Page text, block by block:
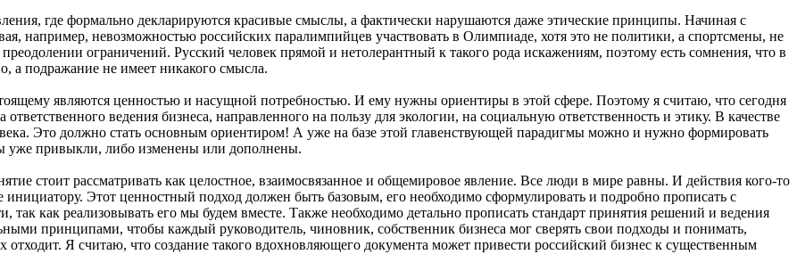
где формально декларируются красивые смыслы, а фактически нарушаются даже этические принципы. Начиная с
например, невозможностью российских паралимпийцев участвовать в Олимпиаде, хотя это не политики, а спортсмены, не
ограничений. Русский человек прямой и нетолерантный к такого рода искажениям, поэтому есть сомнения, что в
а подражание не имеет никакого смысла.
являются ценностью и насущной потребностью. И ему нужны ориентиры в этой сфере. Поэтому я считаю, что сегодня
ведения бизнеса, направленного на пользу для экологии, на социальную ответственность и этику. В качестве
Это должно стать основным ориентиром! А уже на базе этой главенствующей парадигмы можно и нужно формировать
уже привыкли, либо изменены или дополнены.
стоит рассматривать как целостное, взаимосвязанное и общемировое явление. Все люди в мире равны. И действия кого-то
Этот ценностный подход должен быть базовым, его необходимо сформулировать и подробно прописать с
так как реализовывать его мы будем вместе. Также необходимо детально прописать стандарт принятия решений и ведения
принципами, чтобы каждый руководитель, чиновник, собственник бизнеса мог сверять свои подходы и понимать,
Я считаю, что создание такого вдохновляющего документа может привести российский бизнес к существенным